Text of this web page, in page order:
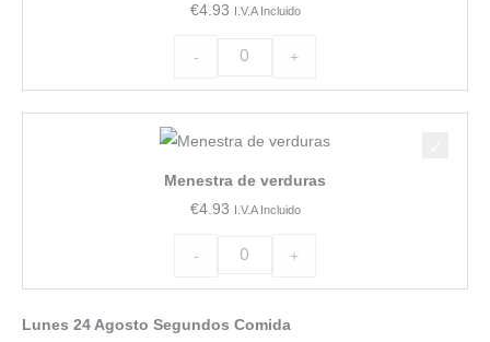
€4.93 I.V.A Incluido
- +
Menestra de verduras
€4.93 I.V.A Incluido
-
verduras
cantidad
+
Lunes 24 Agosto Segundos Comida